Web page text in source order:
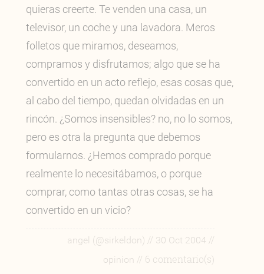
quieras creerte. Te venden una casa, un
televisor, un coche y una lavadora. Meros
folletos que miramos, deseamos,
compramos y disfrutamos; algo que se ha
convertido en un acto reflejo, esas cosas que,
al cabo del tiempo, quedan olvidadas en un
rincón. ¿Somos insensibles? no, no lo somos,
pero es otra la pregunta que debemos
formularnos. ¿Hemos comprado porque
realmente lo necesitábamos, o porque
comprar, como tantas otras cosas, se ha
convertido en un vicio?
angel (@sirkeldon) // 30 Oct 2004 //
opinion // 6 comentario(s)